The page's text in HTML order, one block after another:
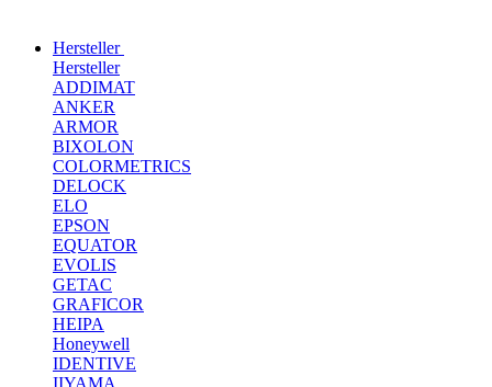
Hersteller
Hersteller
ADDIMAT
ANKER
ARMOR
BIXOLON
COLORMETRICS
DELOCK
ELO
EPSON
EQUATOR
EVOLIS
GETAC
GRAFICOR
HEIPA
Honeywell
IDENTIVE
IIYAMA